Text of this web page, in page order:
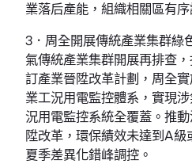
業落后產能，組織相關區有序
3．周全開展傳統產業集群綠
氣傳統產業集群開展再排查
訂產業晉陞改革計劃，周全
業工況用電監控體系，實現
況用電監控系統全覆蓋。推
陞改革，環保績效未達到A
夏季差異化錯峰調控。